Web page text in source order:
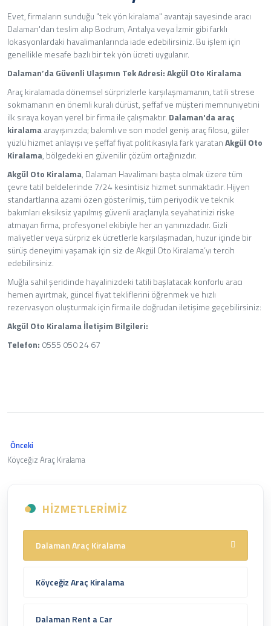
HIZMETLERIMIZ
Dalaman Araç Kiralama
Köyceğiz Araç Kiralama
Dalaman Rent a Car
Evet, firmaların sunduğu "tek yön kiralama" avantajı sayesinde aracı
Dalaman'dan teslim alıp Bodrum, Antalya veya İzmir gibi farklı
lokasyonlardaki havalimanlarında iade edebilirsiniz. Bu işlem için
genellikle mesafe bazlı bir tek yön ücreti uygulanır.
Dalaman’da Güvenli Ulaşımın Tek Adresi: Akgül Oto Kiralama
Araç kiralamada dönemsel sürprizlerle karşılaşmamanın, tatili strese
sokmamanın en önemli kuralı dürüst, şeffaf ve müşteri memnuniyetini
ilk sıraya koyan yerel bir firma ile çalışmaktır. Dalaman'da araç
kiralamaarayışınızda; bakımlı ve son model geniş araç filosu, güler
yüzlü hizmet anlayışı ve şeffaf fiyat politikasıyla fark yaratanAkgül Oto
Kiralama, bölgedeki en güvenilir çözüm ortağınızdır.
Akgül Oto Kiralama, Dalaman Havalimanı başta olmak üzere tüm
çevre tatil beldelerinde 7/24 kesintisiz hizmet sunmaktadır. Hijyen
standartlarına azami özen gösterilmiş, tüm periyodik ve teknik
bakımları eksiksiz yapılmış güvenli araçlarıyla seyahatinizi riske
atmayan firma, profesyonel ekibiyle her an yanınızdadır. Gizli
maliyetler veya sürpriz ek ücretlerle karşılaşmadan, huzur içinde bir
sürüş deneyimi yaşamak için siz de Akgül Oto Kiralama’yı tercih
edebilirsiniz.
Muğla sahil şeridinde hayalinizdeki tatili başlatacak konforlu aracı
hemen ayırtmak, güncel fiyat tekliflerini öğrenmek ve hızlı
rezervasyon oluşturmak için firma ile doğrudan iletişime geçebilirsiniz:
Akgül Oto Kiralama İletişim Bilgileri:
Telefon: 0555 050 24 67
Önceki
Köyceğiz Araç Kiralama